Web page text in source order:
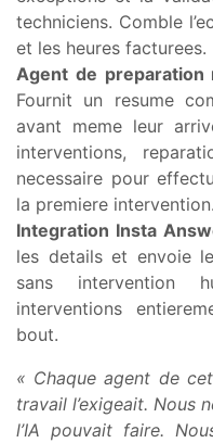
techniciens. Comble
et les heures facturees.
Agent de preparation
Fournit un resume
avant meme leur
interventions,
necessaire pour
la premiere intervention.
Integration Insta
les details et envoie
sans intervention
interventions
bout.
« Chaque agent de
travail l’exigeait. Nous
l’IA pouvait faire.